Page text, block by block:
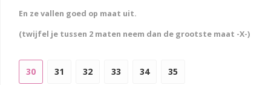
En ze vallen goed op maat uit.
(twijfel je tussen 2 maten neem dan de grootste maat -X-)
30 31 32 33 34 35